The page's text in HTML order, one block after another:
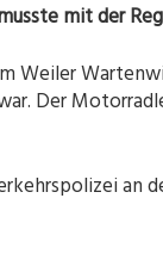
mit der
Weiler
Der
an